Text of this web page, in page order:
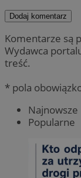
Dodaj komentarz
Komentarze są
Wydawca
treść.
* pola
Najnowsze
Popularne